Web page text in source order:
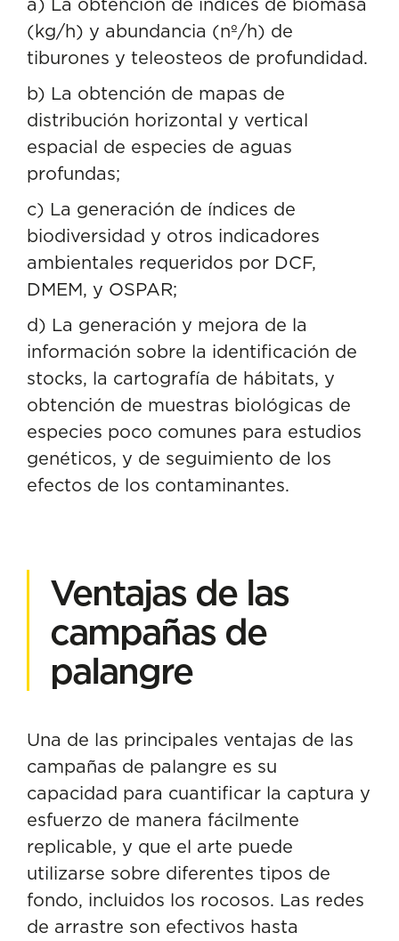
(kg/h) y abundancia (nº/h) de
tiburones y teleosteos de profundidad.
b) La obtención de mapas de
distribución horizontal y vertical
espacial de especies de aguas
profundas;
c) La generación de índices de
biodiversidad y otros indicadores
ambientales requeridos por DCF,
DMEM, y OSPAR;
d) La generación y mejora de la
información sobre la identificación de
stocks, la cartografía de hábitats, y
obtención de muestras biológicas de
especies poco comunes para estudios
genéticos, y de seguimiento de los
efectos de los contaminantes.
Ventajas de las
campañas de
palangre
Una de las principales ventajas de las
campañas de palangre es su
capacidad para cuantificar la captura y
esfuerzo de manera fácilmente
replicable, y que el arte puede
utilizarse sobre diferentes tipos de
fondo, incluidos los rocosos. Las redes
de arrastre son efectivos hasta